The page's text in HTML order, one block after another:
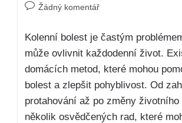
Žádný komentář
Kolenní bolest je častým
může ovlivnit každodenní život.
domácích metod, které mohou
bolest a zlepšit pohyblivost. Od
protahování až po změny
několik osvědčených rad, které